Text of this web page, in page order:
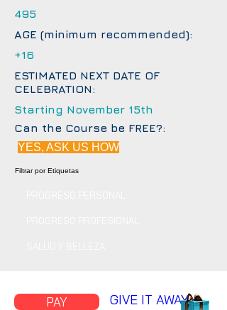
495
AGE (minimum recommended):
+16
ESTIMATED NEXT DATE OF
CELEBRATION:
Starting November 15th
Can the Course be FREE?:
YES, ASK US HOW
Filtrar por Etiquetas
PAY GIVE IT AWAY